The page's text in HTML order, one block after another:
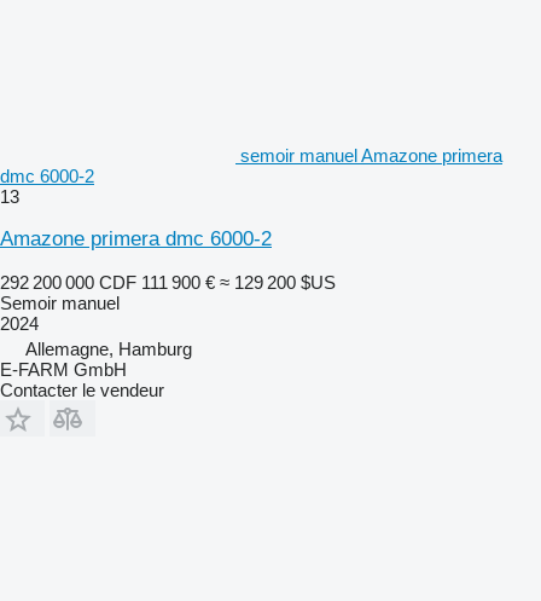
semoir manuel Amazone primera
dmc 6000-2
13
Amazone primera dmc 6000-2
292 200 000 CDF 111 900 € ≈ 129 200 $US
Semoir manuel
2024
Allemagne, Hamburg
E-FARM GmbH
Contacter le vendeur